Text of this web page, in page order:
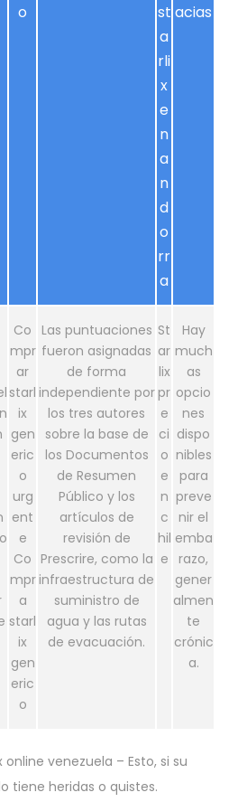
o
st
a
rli
x
e
n
a
n
d
o
rr
a
acias
Co
mpr
ar
starl
ix
gen
eric
o
urg
ent
e
Co
mpr
a
starl
ix
gen
eric
o
Las puntuaciones
fueron asignadas
de forma
independiente por
los tres autores
sobre la base de
los Documentos
de Resumen
Público y los
artículos de
revisión de
Prescrire, como la
infraestructura de
suministro de
agua y las rutas
de evacuación.
St
ar
lix
pr
e
ci
o
e
n
c
hil
e
Hay
much
as
opcio
nes
dispo
nibles
para
preve
nir el
emba
razo,
gener
almen
te
crónic
a.
online venezuela – Esto, si su
tiene heridas o quistes.